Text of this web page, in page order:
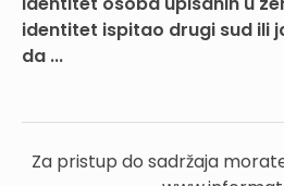
identitet ispitao drugi sud ili
da ...
Za pristup do sadržaja